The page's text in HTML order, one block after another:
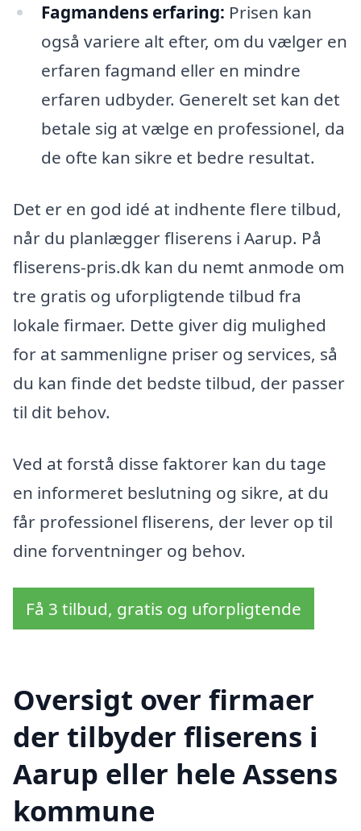
Fagmandens erfaring: Prisen kan
også variere alt efter, om du vælger en
erfaren fagmand eller en mindre
erfaren udbyder. Generelt set kan det
betale sig at vælge en professionel, da
de ofte kan sikre et bedre resultat.
Det er en god idé at indhente flere tilbud,
når du planlægger fliserens i Aarup. På
fliserens-pris.dk kan du nemt anmode om
tre gratis og uforpligtende tilbud fra
lokale firmaer. Dette giver dig mulighed
for at sammenligne priser og services, så
du kan finde det bedste tilbud, der passer
til dit behov.
Ved at forstå disse faktorer kan du tage
en informeret beslutning og sikre, at du
får professionel fliserens, der lever op til
dine forventninger og behov.
Få 3 tilbud, gratis og uforpligtende
Oversigt over firmaer
der tilbyder fliserens i
Aarup eller hele Assens
kommune